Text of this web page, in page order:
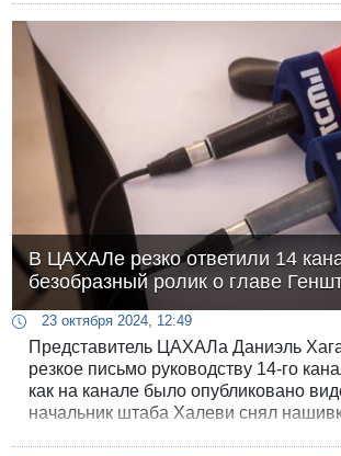
В ЦАХАЛе резко ответили 14
безобразный ролик о главе
23 октября 2024, 12:49
Представитель ЦАХАЛа Даниэль
резкое письмо руководству 14-го
как на канале было опубликовано
начальник штаба Халеви снял